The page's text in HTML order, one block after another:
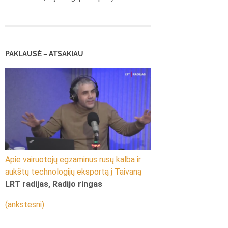
PAKLAUSĖ – ATSAKIAU
Apie vairuotojų egzaminus rusų kalba ir
aukštų technologijų eksportą į Taivaną
LRT radijas, Radijo ringas
(ankstesni)